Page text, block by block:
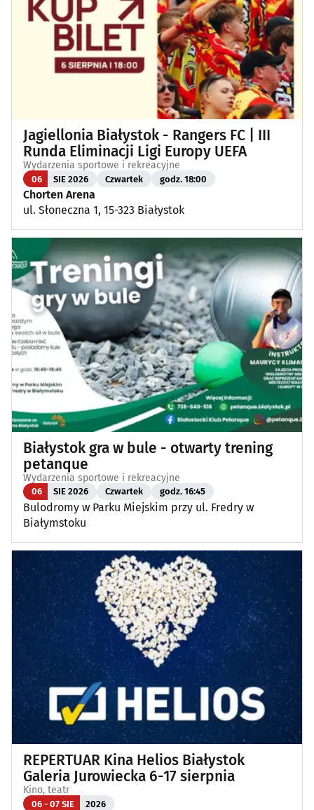
Jagiellonia Białystok - Rangers FC | III
Runda Eliminacji Ligi Europy UEFA
Wydarzenia sportowe i rekreacyjne
06 SIE 2026 Czwartek godz. 18:00
Chorten Arena
ul. Słoneczna 1, 15-323 Białystok
Białystok gra w bule - otwarty trening
petanque
Wydarzenia sportowe i rekreacyjne
06 SIE 2026 Czwartek godz. 16:45
Bulodromy w Parku Miejskim przy ul. Fredry w
Białymstoku
REPERTUAR Kina Helios Białystok
Galeria Jurowiecka 6-17 sierpnia
Kino, teatr
06 - 07 SIE 2026